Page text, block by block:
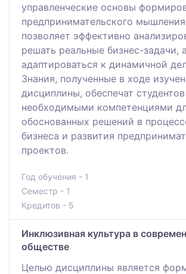
управленческие основы
предпринимательского
позволяет эффективно
решать реальные бизнес-задачи,
адаптироваться к динамичной
Знания, полученные в ходе
дисциплины, обеспечат студентов
необходимыми компетенциями
обоснованных решений в
бизнеса и развития
проектов.
Год обучения - 1
Семестр - 1
Кредитов - 5
Инклюзивная культура в
обществе
Целью дисциплины является